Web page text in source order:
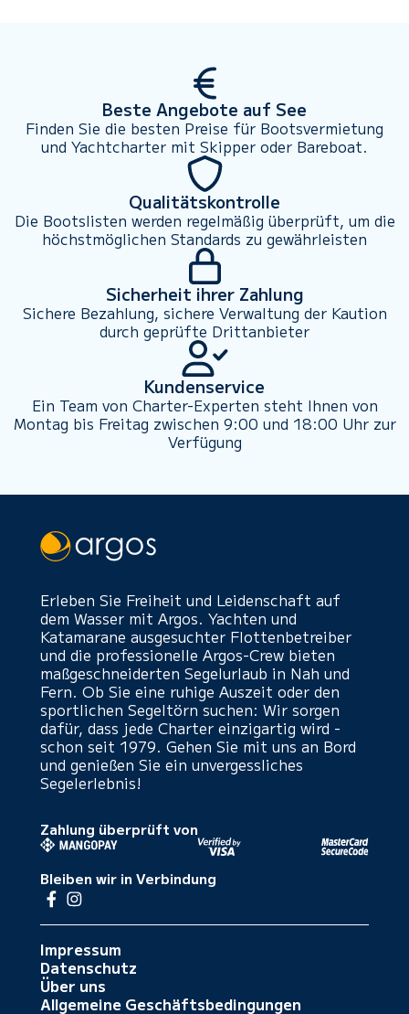
Beste Angebote auf See
Finden Sie die besten Preise für Bootsvermietung
und Yachtcharter mit Skipper oder Bareboat.
Qualitätskontrolle
Die Bootslisten werden regelmäßig überprüft, um die
höchstmöglichen Standards zu gewährleisten
Sicherheit ihrer Zahlung
Sichere Bezahlung, sichere Verwaltung der Kaution
durch geprüfte Drittanbieter
Kundenservice
Ein Team von Charter-Experten steht Ihnen von
Montag bis Freitag zwischen 9:00 und 18:00 Uhr zur
Verfügung
Erleben Sie Freiheit und Leidenschaft auf
dem Wasser mit Argos. Yachten und
Katamarane ausgesuchter Flottenbetreiber
und die professionelle Argos-Crew bieten
maßgeschneiderten Segelurlaub in Nah und
Fern. Ob Sie eine ruhige Auszeit oder den
sportlichen Segeltörn suchen: Wir sorgen
dafür, dass jede Charter einzigartig wird -
schon seit 1979. Gehen Sie mit uns an Bord
und genießen Sie ein unvergessliches
Segelerlebnis!
Zahlung überprüft von
Bleiben wir in Verbindung
Impressum
Datenschutz
Über uns
Allgemeine Geschäftsbedingungen